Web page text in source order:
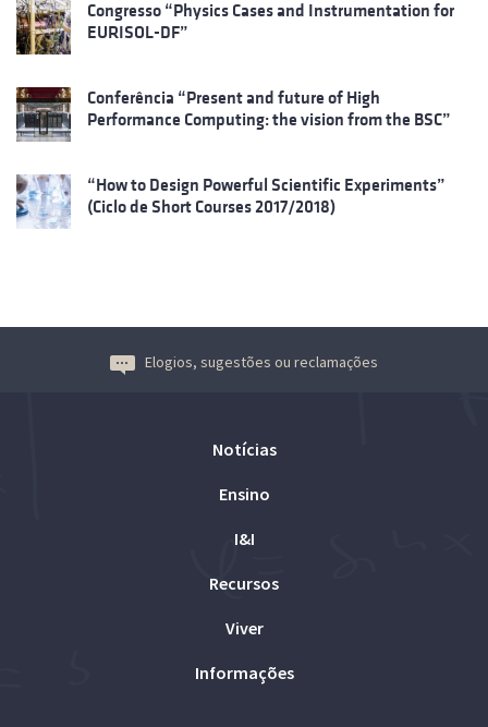
Congresso “Physics Cases and Instrumentation for
EURISOL-DF”
Conferência “Present and future of High
Performance Computing: the vision from the BSC”
“How to Design Powerful Scientific Experiments”
(Ciclo de Short Courses 2017/2018)
Elogios, sugestões ou reclamações
Notícias
Ensino
I&I
Recursos
Viver
Informações